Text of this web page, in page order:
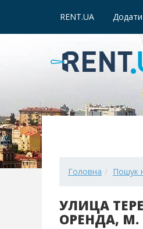
RENT.UA
Головна Пошук
УЛИЦА
ОРЕНДА, М.